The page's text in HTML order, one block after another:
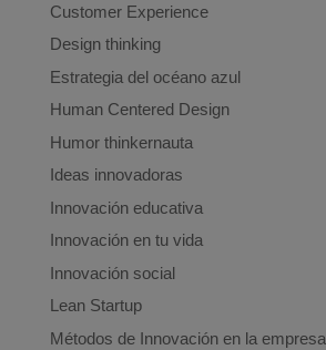
Customer Experience
Design thinking
Estrategia del océano azul
Human Centered Design
Humor thinkernauta
Ideas innovadoras
Innovación educativa
Innovación en tu vida
Innovación social
Lean Startup
Métodos de Innovación en la empresa